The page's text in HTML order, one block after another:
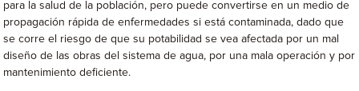
para la salud de la población, pero puede convertirse en un medio de
propagación rápida de enfermedades si está contaminada, dado que
se corre el riesgo de que su potabilidad se vea afectada por un mal
diseño de las obras del sistema de agua, por una mala operación y por
mantenimiento deficiente.